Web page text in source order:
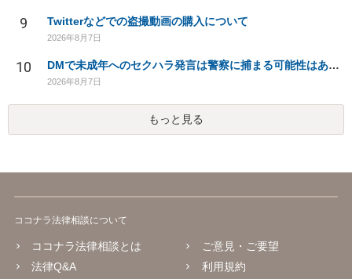
9 Twitterなどでの盗撮動画の購入について
2026年8月7日
10 DMで未成年へのセクハラ発言は警察に捕まる可能性はありますか
2026年8月7日
もっと見る
ココナラ法律相談について
ココナラ法律相談とは
法律Q&A
ご意見・ご要望
利用規約